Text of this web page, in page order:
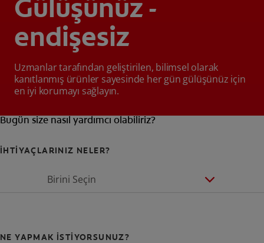
Gülüşünüz -
endişesiz
Uzmanlar tarafından geliştirilen, bilimsel olarak
kanıtlanmış ürünler sayesinde her gün gülüşünüz için
en iyi korumayı sağlayın.
Bugün size nasıl yardımcı olabiliriz?
İHTİYAÇLARINIZ NELER?
Birini Seçin
NE YAPMAK İSTİYORSUNUZ?